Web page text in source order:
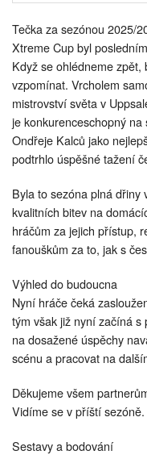
Tečka za sezónou 2025/
Xtreme Cup byl
Když se ohlédneme
vzpomínat. Vrcholem
mistrovství světa v
je konkurenceschopný
Ondřeje Kalců jako
podtrhlo úspěšné tažení
Byla to sezóna plná
kvalitních bitev na
hráčům za jejich přístup,
fanouškům za to, jak s
Výhled do budoucna
Nyní hráče čeká
tým však již nyní začíná
na dosažené úspěchy
scénu a pracovat na
Děkujeme všem
Vidíme se v příští sezóně.
Sestavy a bodování